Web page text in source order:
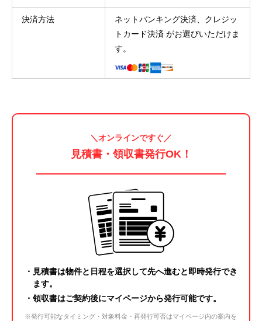
決済方法
ネットバンキング決済、クレジッ
トカード決済 がお選びいただけま
す。
＼オンラインですぐ／
見積書・領収書発行OK！
・見積書は物件と日程を選択して先へ進むと即時発行でき
ます。
・領収書はご契約後にマイページから発行可能です。
※発行可能なタイミング・対象料金・再発行可否はマイページ内の案内を